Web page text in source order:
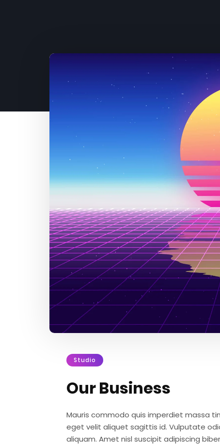
Studio
Our Business
Mauris commodo quis imperdiet massa
eget velit aliquet sagittis id. Vulputate
aliquam. Amet nisl suscipit adipiscing